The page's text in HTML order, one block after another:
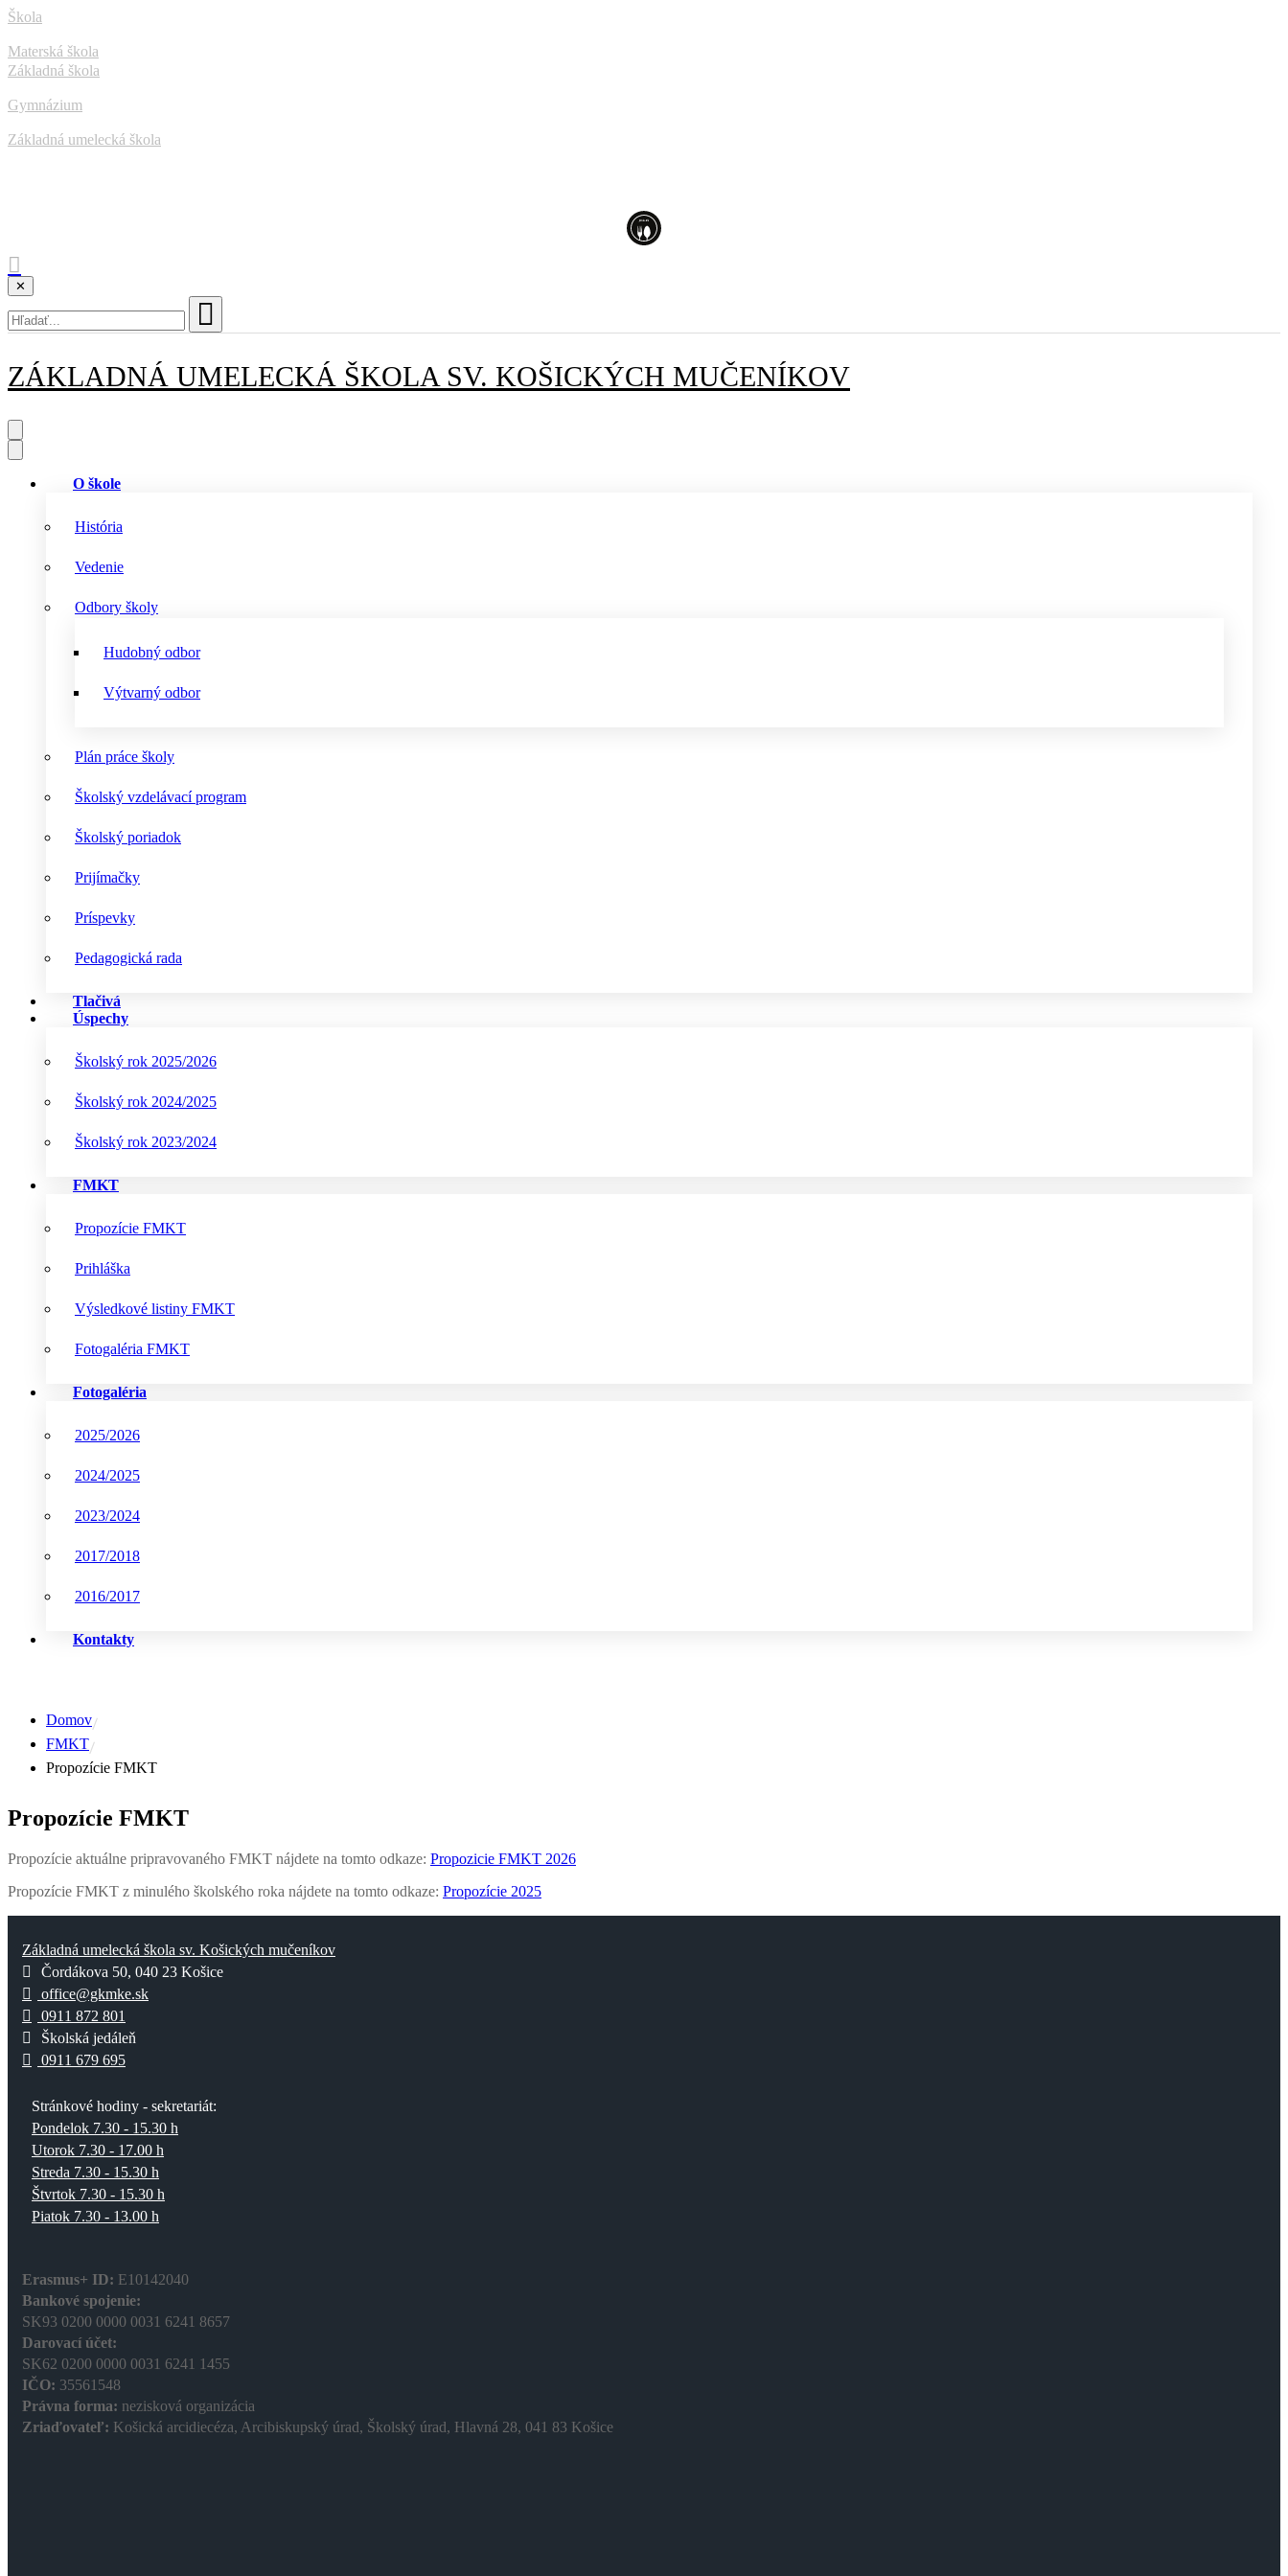
Škola
Materská škola
Základná škola
Gymnázium
Základná umelecká škola
✕
ZÁKLADNÁ UMELECKÁ ŠKOLA SV. KOŠICKÝCH MUČENÍKOV
O škole
História
Vedenie
Odbory školy
Hudobný odbor
Výtvarný odbor
Plán práce školy
Školský vzdelávací program
Školský poriadok
Prijímačky
Príspevky
Pedagogická rada
Tlačivá
Úspechy
Školský rok 2025/2026
Školský rok 2024/2025
Školský rok 2023/2024
FMKT
Propozície FMKT
Prihláška
Výsledkové listiny FMKT
Fotogaléria FMKT
Fotogaléria
2025/2026
2024/2025
2023/2024
2017/2018
2016/2017
Kontakty
Domov
FMKT
Propozície FMKT
Propozície FMKT
Propozície aktuálne pripravovaného FMKT nájdete na tomto odkaze: Propozicie FMKT 2026
Propozície FMKT z minulého školského roka nájdete na tomto odkaze: Propozície 2025
Základná umelecká škola sv. Košických mučeníkov
Čordákova 50, 040 23 Košice
office@gkmke.sk
0911 872 801
Školská jedáleň
0911 679 695
Stránkové hodiny - sekretariát:
Pondelok 7.30 - 15.30 h
Utorok 7.30 - 17.00 h
Streda 7.30 - 15.30 h
Štvrtok 7.30 - 15.30 h
Piatok 7.30 - 13.00 h
Erasmus+ ID: E10142040
Bankové spojenie:
SK93 0200 0000 0031 6241 8657
Darovací účet:
SK62 0200 0000 0031 6241 1455
IČO: 35561548
Právna forma: nezisková organizácia
Zriaďovateľ: Košická arcidiecéza, Arcibiskupský úrad, Školský úrad, Hlavná 28, 041 83 Košice